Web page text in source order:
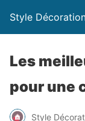
Style
Les
pour une
Style